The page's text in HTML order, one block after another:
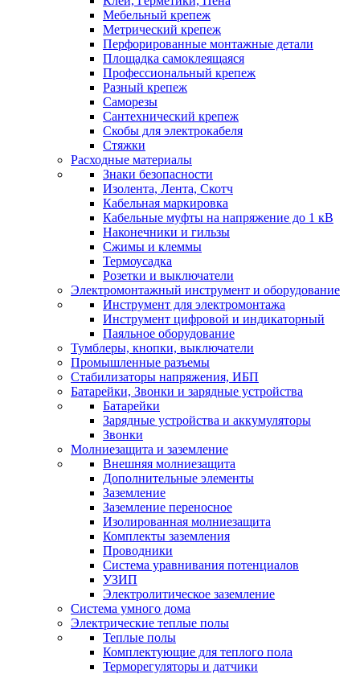
Мебельный крепеж
Метрический крепеж
Перфорированные монтажные детали
Площадка самоклеящаяся
Профессиональный крепеж
Разный крепеж
Саморезы
Сантехнический крепеж
Скобы для электрокабеля
Стяжки
Расходные материалы
Знаки безопасности
Изолента, Лента, Скотч
Кабельная маркировка
Кабельные муфты на напряжение до 1 кВ
Наконечники и гильзы
Сжимы и клеммы
Термоусадка
Розетки и выключатели
Электромонтажный инструмент и оборудование
Инструмент для электромонтажа
Инструмент цифровой и индикаторный
Паяльное оборудование
Тумблеры, кнопки, выключатели
Промышленные разъемы
Стабилизаторы напряжения, ИБП
Батарейки, Звонки и зарядные устройства
Батарейки
Зарядные устройства и аккумуляторы
Звонки
Молниезащита и заземление
Внешняя молниезащита
Дополнительные элементы
Заземление
Заземление переносное
Изолированная молниезащита
Комплекты заземления
Проводники
Система уравнивания потенциалов
УЗИП
Электролитическое заземление
Система умного дома
Электрические теплые полы
Теплые полы
Комплектующие для теплого пола
Терморегуляторы и датчики